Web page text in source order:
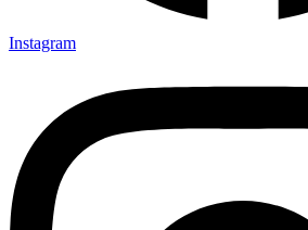
Instagram